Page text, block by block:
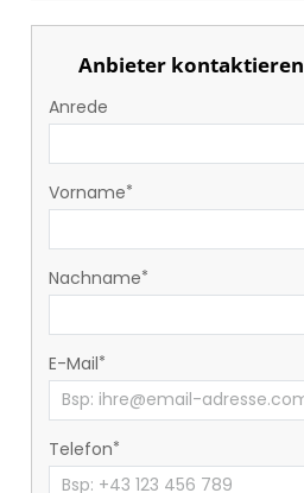
Anbieter kontaktieren
Anrede
Vorname
Nachname
E-Mail
Telefon